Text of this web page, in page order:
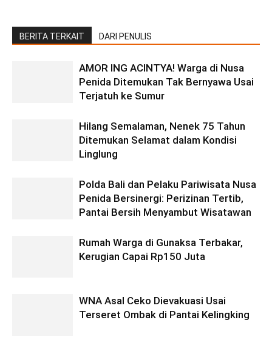
BERITA TERKAIT DARI PENULIS
AMOR ING ACINTYA! Warga di Nusa
Penida Ditemukan Tak Bernyawa Usai
Terjatuh ke Sumur
Hilang Semalaman, Nenek 75 Tahun
Ditemukan Selamat dalam Kondisi
Linglung
Polda Bali dan Pelaku Pariwisata Nusa
Penida Bersinergi: Perizinan Tertib,
Pantai Bersih Menyambut Wisatawan
Rumah Warga di Gunaksa Terbakar,
Kerugian Capai Rp150 Juta
WNA Asal Ceko Dievakuasi Usai
Terseret Ombak di Pantai Kelingking